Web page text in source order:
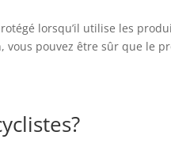
lorsqu’il utilise les
vous pouvez être sûr que le